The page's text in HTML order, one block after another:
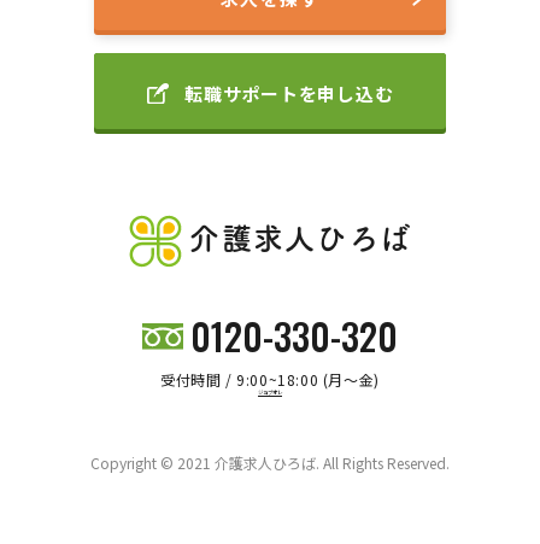
転職サポートを申し込む
介護求人ひろば
0120-330-320
受付時間 / 9:00~18:00 (月～金)
ジョブオレ
Copyright © 2021 介護求人ひろば. All Rights Reserved.